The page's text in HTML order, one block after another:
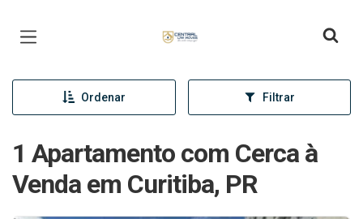
Ordenar Filtrar
1 Apartamento com Cerca à
Venda em Curitiba, PR